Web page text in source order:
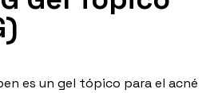
es un gel tópico para el acné